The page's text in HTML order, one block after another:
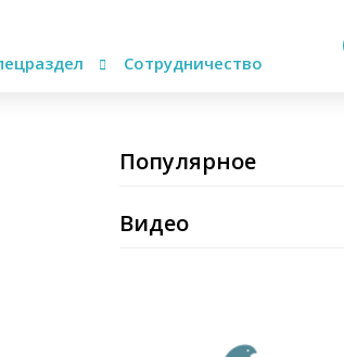
Сотрудничество
Популярное
Видео